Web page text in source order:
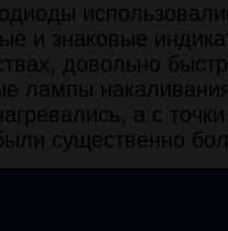
и знаковые
довольно
лампы
а с
существенно